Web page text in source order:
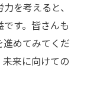
を考えると、
す。皆さんも
めてみてくだ
来に向けての